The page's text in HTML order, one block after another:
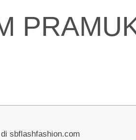
sbflashfashion.com